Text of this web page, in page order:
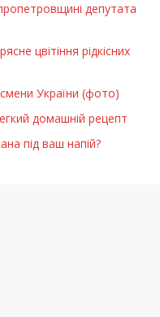
депутата
цвітіння рідкісних
України (фото)
домашній рецепт
під ваш напій?